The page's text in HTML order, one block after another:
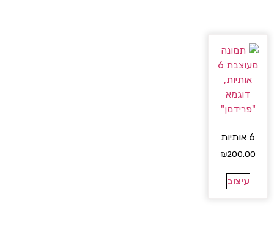
6 אותיות
₪200.00
עיצוב